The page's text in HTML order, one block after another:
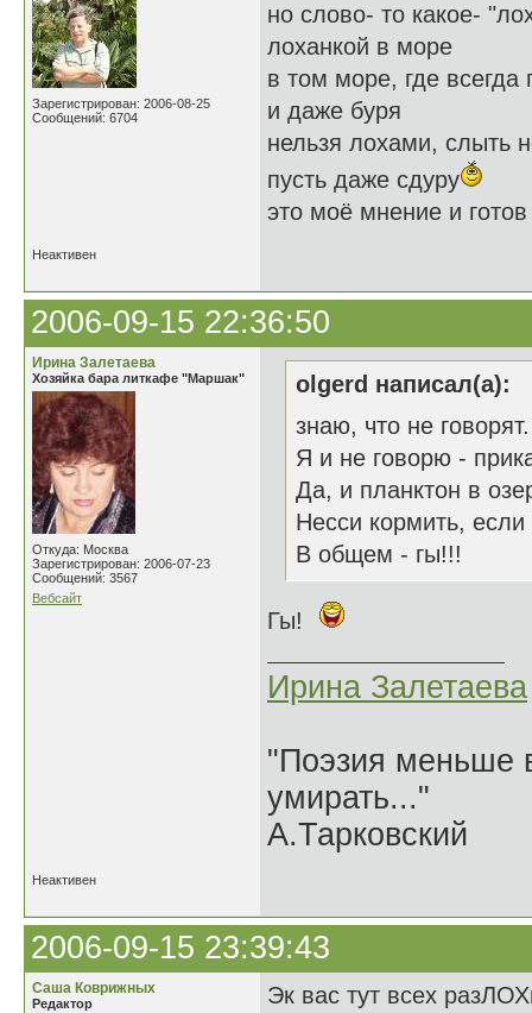
Зарегистрирован: 2006-08-25
Сообщений: 6704
но слово- то какое-
лоханкой в море
в том море, где всегда
и даже буря
нельзя лохами, слыть
пусть даже сдуру
это моё мнение и
Неактивен
2006-09-15 22:36:50
Ирина Залетаева
Хозяйка бара литкафе "Маршак"
Откуда: Москва
Зарегистрирован: 2006-07-23
Сообщений: 3567
Вебсайт
olgerd написал(а):
знаю, что не говорят.
Я и не говорю -
Да, и планктон в
Несси кормить,
В общем - гы!!!
Гы!
Ирина Залетаева
"Поэзия меньше
умирать..."
А.Тарковский
Неактивен
2006-09-15 23:39:43
Саша Коврижных
Редактор
Эк вас тут всех